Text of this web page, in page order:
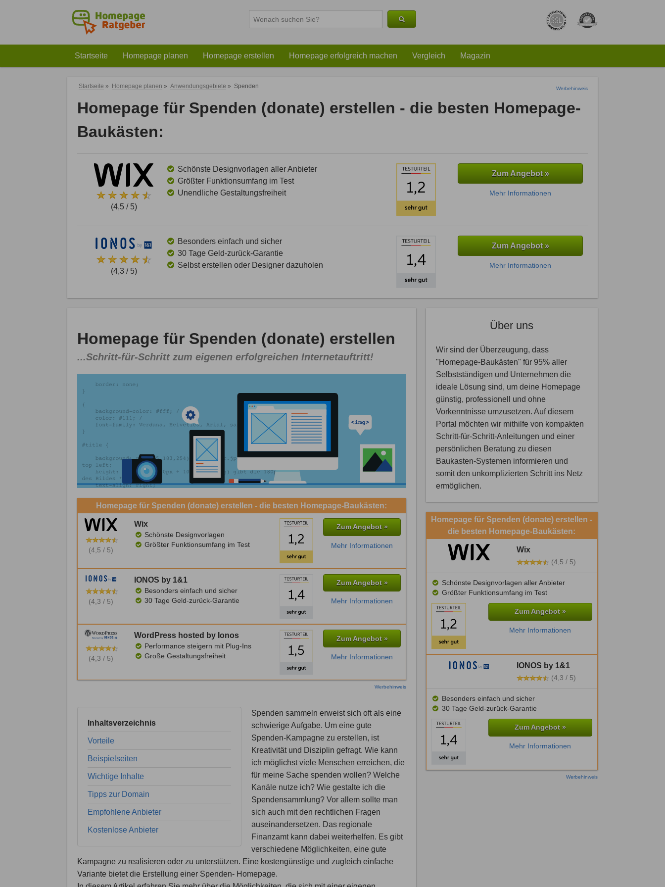
Startseite Homepage planen Homepage erstellen Homepage erfolgreich machen Vergleich Magazin
Werbehinweis
Startseite » Homepage planen » Anwendungsgebiete » Spenden
Homepage für Spenden (donate) erstellen - die besten Homepage-
Baukästen:
(4,5 / 5)
Schönste Designvorlagen aller Anbieter
Größter Funktionsumfang im Test
Unendliche Gestaltungsfreiheit
Zum Angebot »
Mehr Informationen
(4,3 / 5)
Besonders einfach und sicher
30 Tage Geld-zurück-Garantie
Selbst erstellen oder Designer dazuholen
Zum Angebot »
Mehr Informationen
Homepage für Spenden (donate) erstellen
...Schritt-für-Schritt zum eigenen erfolgreichen Internetauftritt!
Homepage für Spenden (donate) erstellen - die besten Homepage-Baukästen:
(4,5 / 5)
Wix
Schönste Designvorlagen
Größter Funktionsumfang im Test
Zum Angebot »
Mehr Informationen
(4,3 / 5)
IONOS by 1&1
Besonders einfach und sicher
30 Tage Geld-zurück-Garantie
Zum Angebot »
Mehr Informationen
(4,3 / 5)
WordPress hosted by Ionos
Performance steigern mit Plug-Ins
Große Gestaltungsfreiheit
Zum Angebot »
Mehr Informationen
Werbehinweis
Inhaltsverzeichnis
Vorteile
Beispielseiten
Wichtige Inhalte
Tipps zur Domain
Empfohlene Anbieter
Kostenlose Anbieter
Spenden sammeln erweist sich oft als eine
schwierige Aufgabe. Um eine gute
Spenden-Kampagne zu erstellen, ist
Kreativität und Disziplin gefragt. Wie kann
ich möglichst viele Menschen erreichen, die
für meine Sache spenden wollen? Welche
Kanäle nutze ich? Wie gestalte ich die
Spendensammlung? Vor allem sollte man
sich auch mit den rechtlichen Fragen
auseinandersetzen. Das regionale
Finanzamt kann dabei weiterhelfen. Es gibt
verschiedene Möglichkeiten, eine gute
Kampagne zu realisieren oder zu unterstützen. Eine kostengünstige und zugleich einfache
Variante bietet die Erstellung einer Spenden- Homepage.
Über uns
Wir sind der Überzeugung, dass
"Homepage-Baukästen" für 95% aller
Selbstständigen und Unternehmen die
ideale Lösung sind, um deine Homepage
günstig, professionell und ohne
Vorkenntnisse umzusetzen. Auf diesem
Portal möchten wir mithilfe von kompakten
Schritt-für-Schritt-Anleitungen und einer
persönlichen Beratung zu diesen
Baukasten-Systemen informieren und
somit den unkomplizierten Schritt ins Netz
ermöglichen.
Homepage für Spenden (donate) erstellen -
die besten Homepage-Baukästen:
Wix
(4,5 / 5)
Schönste Designvorlagen aller Anbieter
Größter Funktionsumfang im Test
Zum Angebot »
Mehr Informationen
IONOS by 1&1
(4,3 / 5)
Besonders einfach und sicher
30 Tage Geld-zurück-Garantie
Zum Angebot »
Mehr Informationen
Werbehinweis